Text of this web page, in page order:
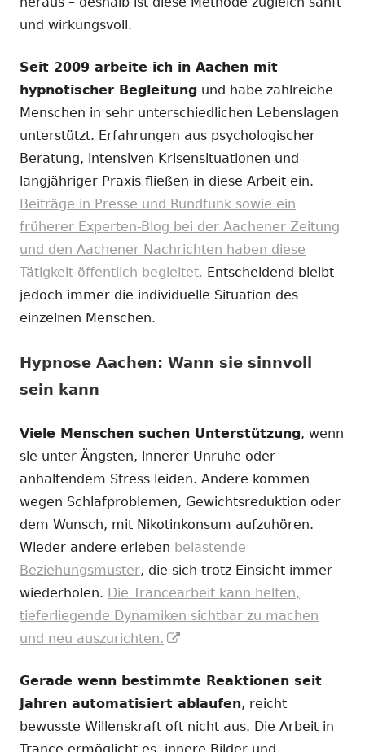
und wirkungsvoll.
Seit 2009 arbeite ich in Aachen mit
hypnotischer Begleitung und habe zahlreiche
Menschen in sehr unterschiedlichen Lebenslagen
unterstützt. Erfahrungen aus psychologischer
Beratung, intensiven Krisensituationen und
langjähriger Praxis fließen in diese Arbeit ein.
Beiträge in Presse und Rundfunk sowie ein
früherer Experten-Blog bei der Aachener Zeitung
und den Aachener Nachrichten haben diese
Tätigkeit öffentlich begleitet. Entscheidend bleibt
jedoch immer die individuelle Situation des
einzelnen Menschen.
Hypnose Aachen: Wann sie sinnvoll
sein kann
Viele Menschen suchen Unterstützung, wenn
sie unter Ängsten, innerer Unruhe oder
anhaltendem Stress leiden. Andere kommen
wegen Schlafproblemen, Gewichtsreduktion oder
dem Wunsch, mit Nikotinkonsum aufzuhören.
Wieder andere erleben belastende
Beziehungsmuster, die sich trotz Einsicht immer
wiederholen. Die Trancearbeit kann helfen,
tieferliegende Dynamiken sichtbar zu machen
und neu auszurichten.
Fenster
öffnen
Gerade wenn bestimmte Reaktionen seit
Jahren automatisiert ablaufen, reicht
bewusste Willenskraft oft nicht aus. Die Arbeit in